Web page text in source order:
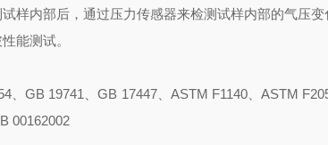
样内部后，通过压力传感器来检测试样内部的气压
能测试。
、GB 19741、GB 17447、ASTM F1140、ASTM
00162002